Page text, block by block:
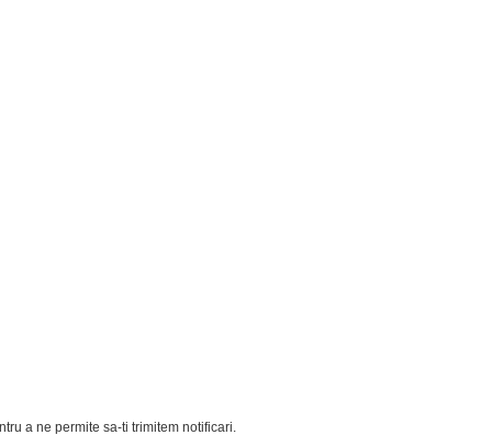
a ne permite sa-ti trimitem notificari.